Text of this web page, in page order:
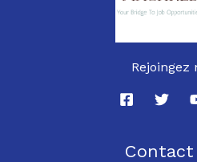
Rejoingez